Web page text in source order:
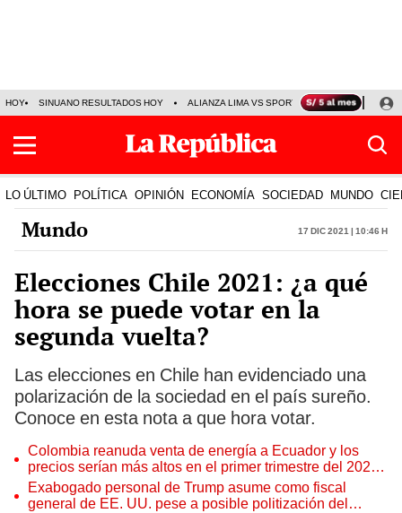
HOY SINUANO RESULTADOS HOY ALIANZA LIMA VS SPORT BOYS JORGE
LO ÚLTIMO POLÍTICA OPINIÓN ECONOMÍA SOCIEDAD MUNDO
Mundo 17 Dic 2021 | 10:46 h
Elecciones Chile 2021: ¿a qué
hora se puede votar en la
segunda vuelta?
Las elecciones en Chile han evidenciado una
polarización de la sociedad en el país sureño.
Conoce en esta nota a que hora votar.
Colombia reanuda venta de energía a Ecuador y los
precios serían más altos en el primer trimestre del 2027,
según Cenace
Exabogado personal de Trump asume como fiscal
general de EE. UU. pese a posible politización del